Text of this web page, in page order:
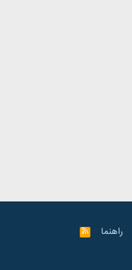
راهنما
R
S